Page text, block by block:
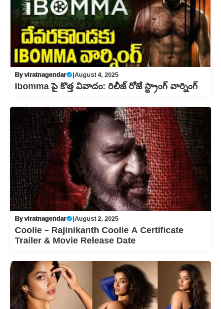
Byviratnagendar |August 4, 2025
ibomma పై కొత్త వివాదం: రిలీజ్ రోజే స్ట్రాంగ్ వార్నింగ్
Byviratnagendar |August 2, 2025
Coolie – Rajinikanth Coolie A Certificate
Trailer & Movie Release Date